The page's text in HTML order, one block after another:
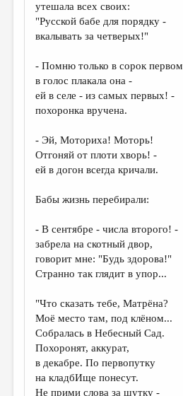
МАЛАЯ ПРОЗА
ЭССЕИСТИКА
ЛИТЕРАТУРОВЕДЕНИЕ
КУЛЬТУРОВЕДЕНИЕ
ПУБЛИЦИСТИКА
РЕЦЕНЗИРОВАНИЕ
ЦИКЛЫ ПУБЛИКАЦИЙ
ВКОНТАКТЕ
утешала всех своих:
"Русской бабе для порядку -
вкалывать за четверых!"
- Помню только в сорок первом
в голос плакала она -
ей в селе - из самых первых! -
похоронка вручена.
- Эй, Моториха! Моторь!
Отгоняй от плоти хворь! -
ей в догон всегда кричали.
Бабы жизнь перебирали:
- В сентябре - числа второго! -
забрела на скотный двор,
говорит мне: "Будь здорова!"
Странно так глядит в упор...
"Что сказать тебе, Матрёна?
Моё место там, под клёном...
Собралась в Небесный Сад.
Похоронят, аккурат,
в декабре. По первопутку
на кладбИще понесут.
Не прими слова за шутку -